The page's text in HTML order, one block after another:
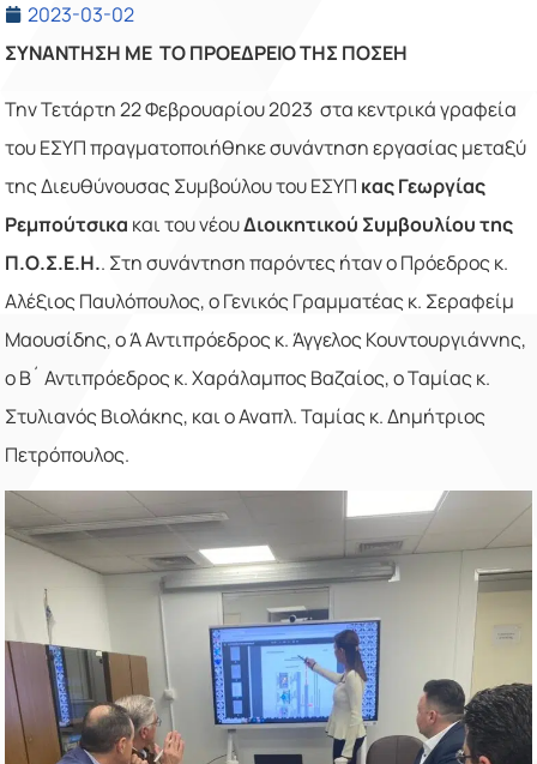
2023-03-02
ΣΥΝΑΝΤΗΣΗ ΜΕ ΤΟ ΠΡΟΕΔΡΕΙΟ ΤΗΣ ΠΟΣΕΗ
Την Τετάρτη 22 Φεβρουαρίου 2023 στα κεντρικά γραφεία
του ΕΣΥΠ πραγματοποιήθηκε συνάντηση εργασίας μεταξύ
της Διευθύνουσας Συμβούλου του ΕΣΥΠ καςΓεωργίας
Ρεμπούτσικα και του νέουΔιοικητικού Συμβουλίου της
Π.Ο.Σ.Ε.Η.. Στη συνάντηση παρόντες ήταν ο Πρόεδρος κ.
Αλέξιος Παυλόπουλος, ο Γενικός Γραμματέας κ. Σεραφείμ
Μαουσίδης, ο Ά Αντιπρόεδρος κ. Άγγελος Κουντουργιάννης,
ο Β´ Αντιπρόεδρος κ. Χαράλαμπος Βαζαίος, ο Ταμίας κ.
Στυλιανός Βιολάκης, και ο Αναπλ. Ταμίας κ. Δημήτριος
Πετρόπουλος.